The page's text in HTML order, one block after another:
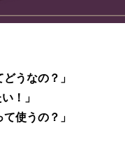
うなの？」
！」
使うの？」